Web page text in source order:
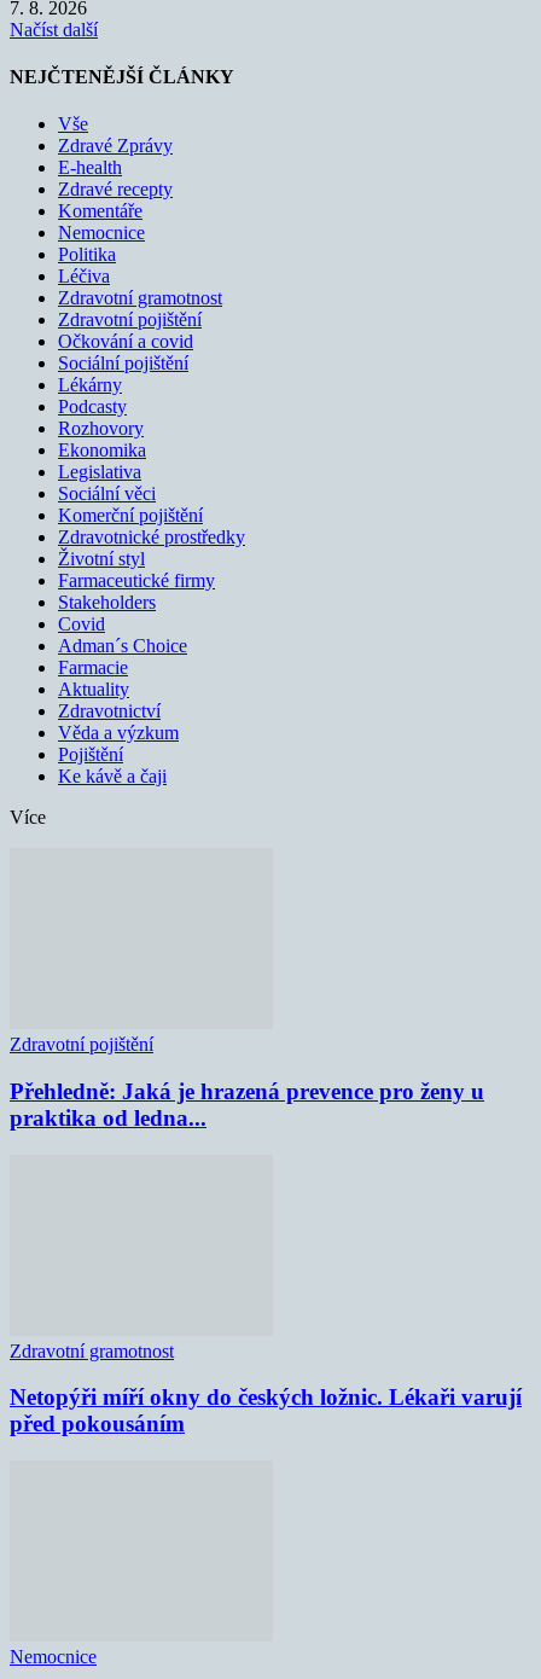
7. 8. 2026
Načíst další
NEJČTENĚJŠÍ ČLÁNKY
Vše
Zdravé Zprávy
E-health
Zdravé recepty
Komentáře
Nemocnice
Politika
Léčiva
Zdravotní gramotnost
Zdravotní pojištění
Očkování a covid
Sociální pojištění
Lékárny
Podcasty
Rozhovory
Ekonomika
Legislativa
Sociální věci
Komerční pojištění
Zdravotnické prostředky
Životní styl
Farmaceutické firmy
Stakeholders
Covid
Adman´s Choice
Farmacie
Aktuality
Zdravotnictví
Věda a výzkum
Pojištění
Ke kávě a čaji
Více
Zdravotní pojištění
Přehledně: Jaká je hrazená prevence pro ženy u
praktika od ledna...
Zdravotní gramotnost
Netopýři míří okny do českých ložnic. Lékaři varují
před pokousáním
Nemocnice